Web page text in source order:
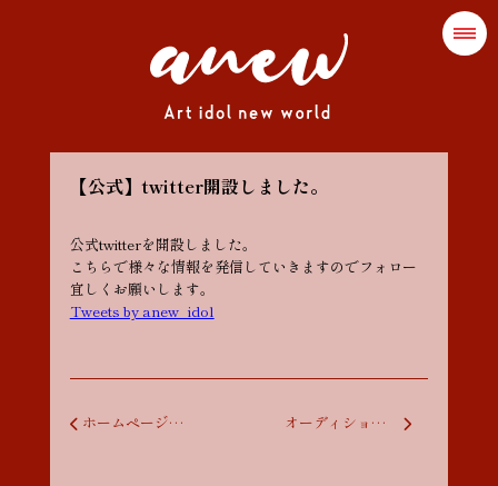
【公式】twitter開設しました。
公式twitterを開設しました。
こちらで様々な情報を発信していきますのでフォロー
宜しくお願いします。
Tweets by anew_idol
投稿ナビゲーション
ホームページ開設しました。 オーディション〆切が7/10（日） 23:59